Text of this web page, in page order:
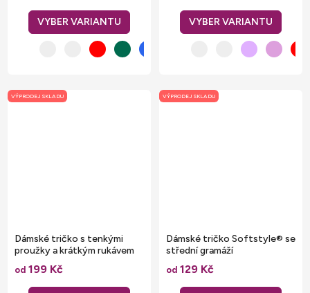
VÝPRODEJ SKLADU
Dámské tričko s tenkými
proužky a krátkým rukávem
od 199 Kč
VÝPRODEJ SKLADU
Dámské tričko Softstyle® se
střední gramáží
od 129 Kč